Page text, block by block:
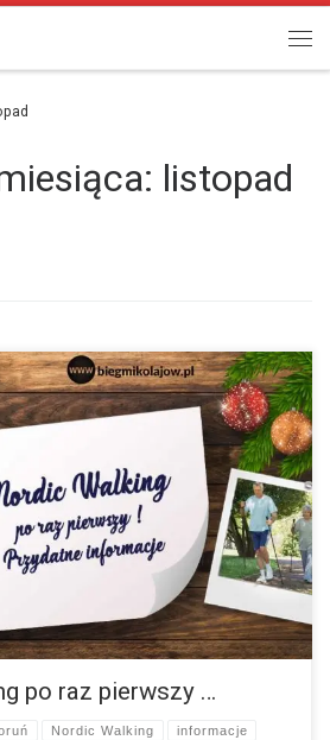
listopad
Świętych Mikołajów Fabryki
pierwszy wystartuje Nordic Walking Św.
z tym przygotowaliśmy…
więcej
po raz pierwszy …
Nordic Walking informacje